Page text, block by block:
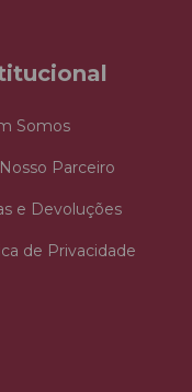
Somos
Parceiro
e Devoluções
de Privacidade